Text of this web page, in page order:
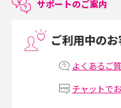
LINEで友だちを削除する方法は
プリペイドSIMとは？種類やメ
サポートのご案内
ご利用中の
よくあるご
チャットで